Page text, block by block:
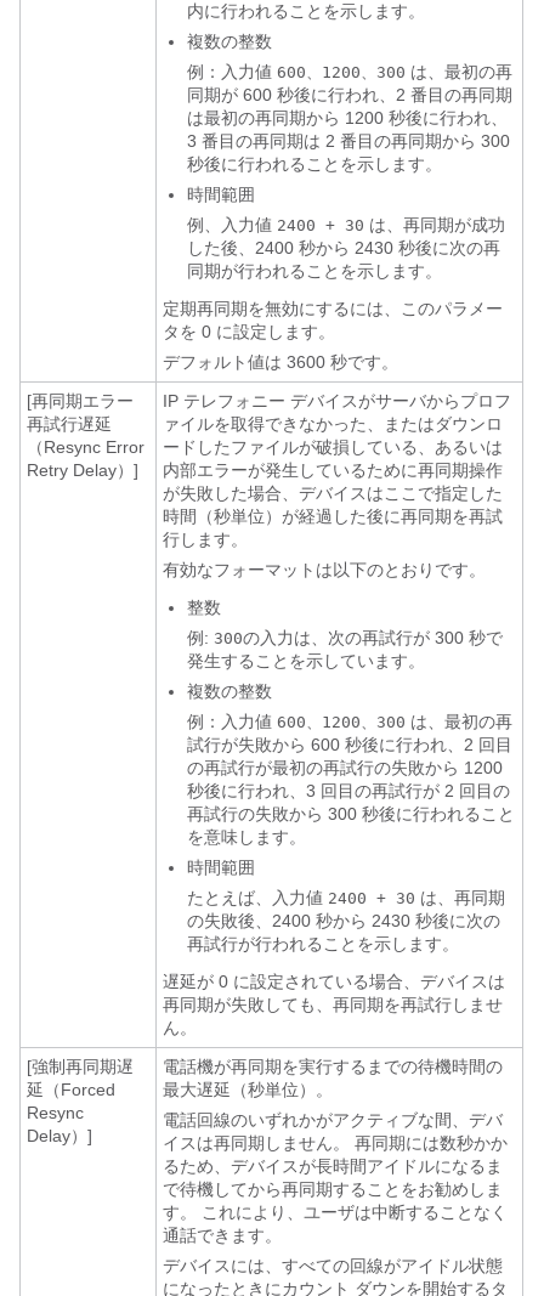
内に行われることを示します。
複数の整数
例：入力値 600、1200、300 は、最初の再
同期が 600 秒後に行われ、2 番目の再同期
は最初の再同期から 1200 秒後に行われ、
3 番目の再同期は 2 番目の再同期から 300
秒後に行われることを示します。
時間範囲
例、入力値 2400 + 30 は、再同期が成功
した後、2400 秒から 2430 秒後に次の再
同期が行われることを示します。
定期再同期を無効にするには、このパラメー
タを 0 に設定します。
デフォルト値は 3600 秒です。
[再同期エラー
再試行遅延
（Resync Error
Retry Delay）]
IP テレフォニー デバイスがサーバからプロフ
ァイルを取得できなかった、またはダウンロ
ードしたファイルが破損している、あるいは
内部エラーが発生しているために再同期操作
が失敗した場合、デバイスはここで指定した
時間（秒単位）が経過した後に再同期を再試
行します。
有効なフォーマットは以下のとおりです。
整数
例: 300の入力は、次の再試行が 300 秒で
発生することを示しています。
複数の整数
例：入力値 600、1200、300 は、最初の再
試行が失敗から 600 秒後に行われ、2 回目
の再試行が最初の再試行の失敗から 1200
秒後に行われ、3 回目の再試行が 2 回目の
再試行の失敗から 300 秒後に行われること
を意味します。
時間範囲
たとえば、入力値 2400 + 30 は、再同期
の失敗後、2400 秒から 2430 秒後に次の
再試行が行われることを示します。
遅延が 0 に設定されている場合、デバイスは
再同期が失敗しても、再同期を再試行しませ
ん。
[強制再同期遅
延（Forced
Resync
Delay）]
電話機が再同期を実行するまでの待機時間の
最大遅延（秒単位）。
電話回線のいずれかがアクティブな間、デバ
イスは再同期しません。 再同期には数秒かか
るため、デバイスが長時間アイドルになるま
で待機してから再同期することをお勧めしま
す。 これにより、ユーザは中断することなく
通話できます。
デバイスには、すべての回線がアイドル状態
になったときにカウント ダウンを開始するタ